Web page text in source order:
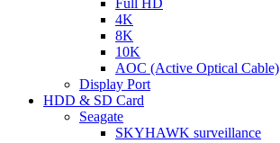
Full HD
4K
8K
10K
AOC (Active Optical Cable)
Display Port
HDD & SD Card
Seagate
SKYHAWK surveillance